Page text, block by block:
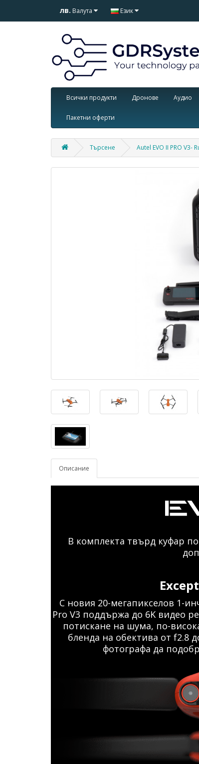
лв. Валута Език
Всички продукти Дронове Аудио
Пакетни оферти
Търсене Autel EVO II PRO V3-
Описание
В комплекта твърд куфар по
С новия 20-мегапикселов 1-
Pro V3 поддържа до 6K видео
потискане на шума, по-
бленда на обектива от f2.8
фотографа да